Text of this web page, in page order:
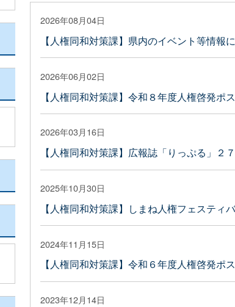
2026年08月04日
【人権同和対策課】県内のイベント等情報
2026年06月02日
【人権同和対策課】令和８年度人権啓発ポ
2026年03月16日
【人権同和対策課】広報誌「りっぷる」２
2025年10月30日
【人権同和対策課】しまね人権フェスティ
2024年11月15日
【人権同和対策課】令和６年度人権啓発ポ
2023年12月14日